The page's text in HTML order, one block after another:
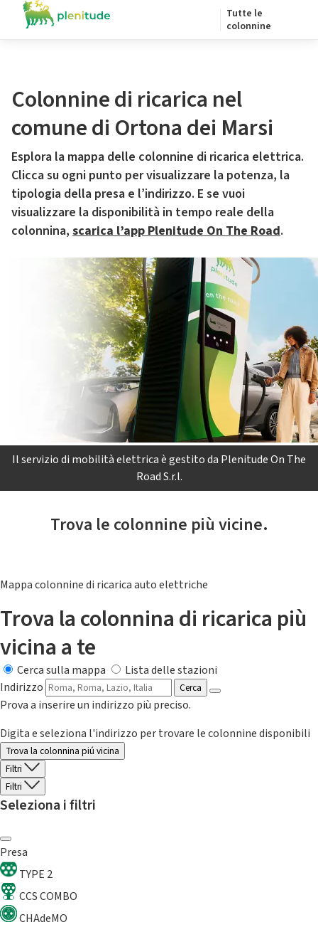
Tutte le
colonnine
Colonnine di ricarica nel
comune di Ortona dei Marsi
Esplora la mappa delle colonnine di ricarica elettrica.
Clicca su ogni punto per visualizzare la potenza, la
tipologia della presa e l’indirizzo. E se vuoi
visualizzare la disponibilità in tempo reale della
colonnina, scarica l’app Plenitude On The Road.
Il servizio di mobilità elettrica è gestito da Plenitude On The
Road S.r.l.
Trova le colonnine più vicine.
Mappa colonnine di ricarica auto elettriche
Trova la colonnina di ricarica più
vicina a te
Cerca sulla mappa
Lista delle stazioni
Indirizzo
Cerca
Prova a inserire un indirizzo più preciso.
Digita e seleziona l'indirizzo per trovare le colonnine disponibili
Trova la colonnina piú vicina
Filtri
Filtri
Seleziona i filtri
Presa
TYPE 2
CCS COMBO
CHAdeMO